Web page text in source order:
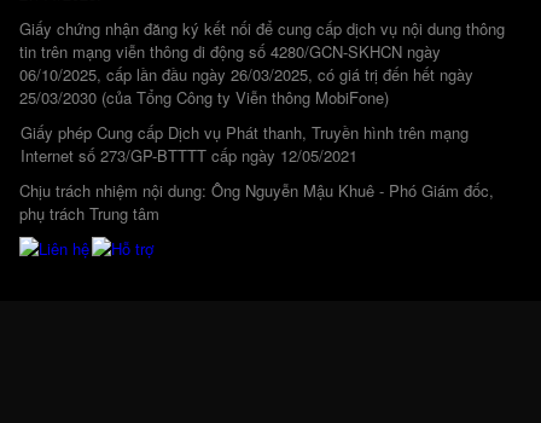
Giấy chứng nhận đăng ký kết nối để cung cấp dịch vụ nội dung thông
tin trên mạng viễn thông di động số 4280/GCN-SKHCN ngày
06/10/2025, cấp lần đầu ngày 26/03/2025, có giá trị đến hết ngày
25/03/2030 (của Tổng Công ty Viễn thông MobiFone)
Giấy phép Cung cấp Dịch vụ Phát thanh, Truyền hình trên mạng
Internet số 273/GP-BTTTT cấp ngày 12/05/2021
Chịu trách nhiệm nội dung: Ông Nguyễn Mậu Khuê - Phó Giám đốc,
phụ trách Trung tâm